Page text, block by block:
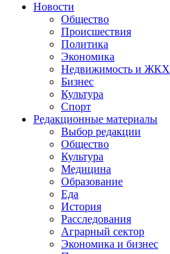
Новости
Общество
Происшествия
Политика
Экономика
Недвижимость и ЖКХ
Бизнес
Культура
Спорт
Редакционные материалы
Выбор редакции
Общество
Культура
Медицина
Образование
Еда
История
Расследования
Аграрный сектор
Экономика и бизнес